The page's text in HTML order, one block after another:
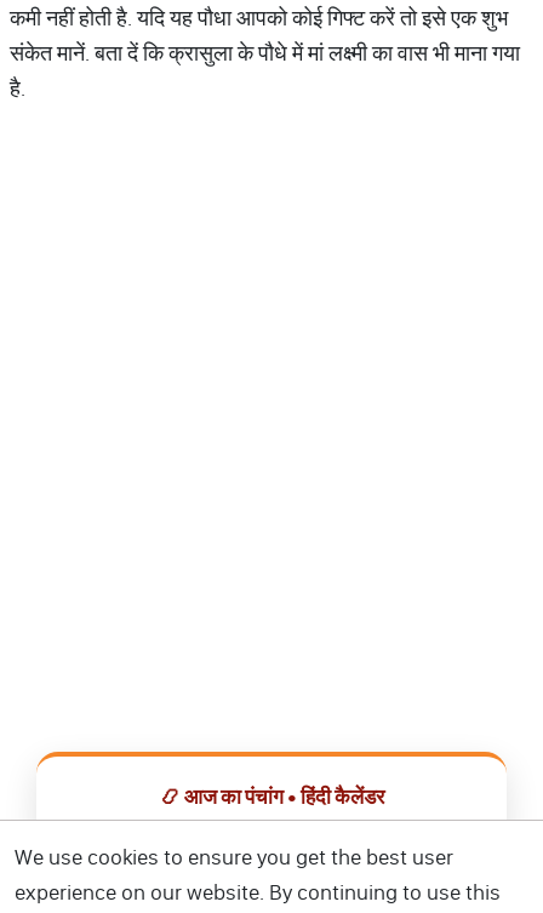
कमी नहीं होती है. यदि यह पौधा आपको कोई गिफ्ट करें तो इसे एक शुभ
संकेत मानें. बता दें कि क्रासुला के पौधे में मां लक्ष्मी का वास भी माना गया
है.
📿 आज का पंचांग • हिंदी कैलेंडर
📅 हिंदी कैलेंडर ऐप डाउनलोड करें
We use cookies to ensure you get the best user
experience on our website. By continuing to use this